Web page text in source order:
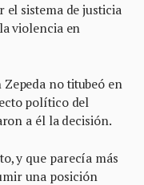
el sistema de justicia
violencia en
no titubeó en
político del
a él la decisión.
y que parecía más
una posición